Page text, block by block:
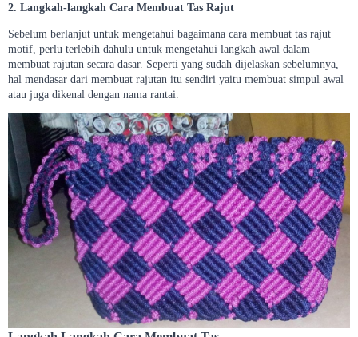
2. Langkah-langkah Cara Membuat Tas Rajut
Sebelum berlanjut untuk mengetahui bagaimana cara membuat tas rajut
motif, perlu terlebih dahulu untuk mengetahui langkah awal dalam
membuat rajutan secara dasar. Seperti yang sudah dijelaskan sebelumnya,
hal mendasar dari membuat rajutan itu sendiri yaitu membuat simpul awal
atau juga dikenal dengan nama rantai.